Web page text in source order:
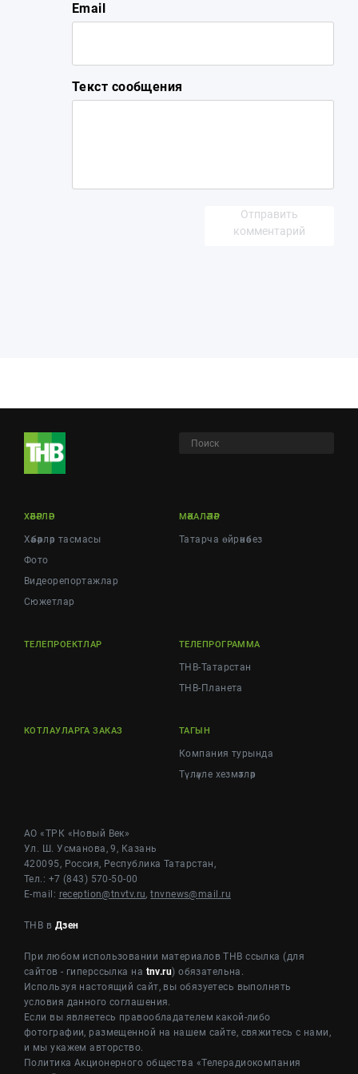
Email
Текст сообщения
Отправить
комментарий
ХӘБӘРЛӘР
Хәбәрләр тасмасы
Фото
Видеорепортажлар
Cюжетлар
МӘКАЛӘЛӘР
Татарча өйрәнәбез
ТЕЛЕПРОЕКТЛАР ТЕЛЕПРОГРАММА
ТНВ-Татарстан
ТНВ-Планета
КОТЛАУЛАРГА ЗАКАЗ ТАГЫН
Компания турында
Түләүле хезмәтләр
АО «ТРК «Новый Век»
Ул. Ш. Усманова, 9, Казань
420095, Россия, Республика Татарстан,
Тел.: +7 (843) 570-50-00
E-mail: reception@tnvtv.ru,tnvnews@mail.ru
ТНВ в Дзен
При любом использовании материалов ТНВ ссылка (для
сайтов - гиперссылка на tnv.ru) обязательна.
Используя настоящий сайт, вы обязуетесь выполнять
условия данного соглашения.
Если вы являетесь правообладателем какой-либо
фотографии, размещенной на нашем сайте, свяжитесь с нами,
и мы укажем авторство.
Политика Акционерного общества «Телерадиокомпания